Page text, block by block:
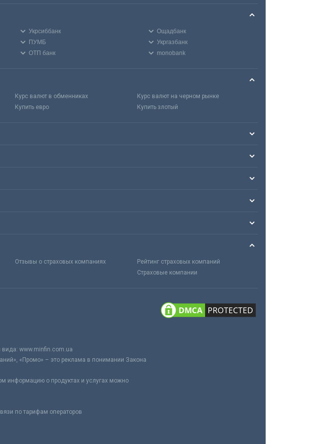
Укрсиббанк
Ощадбанк
ПУМБ
Укргазбанк
ОТП банк monobank
Курс валют в обменниках
Курс валют на черном рынке
Купить евро Купить злотый
Отзывы о страховых компаниях
Рейтинг страховых компаний
Страховые компании
вида: www.minfin.com.ua
«Промо» – это реклама в понимании Закона
информацию о продуктах и услугах можно
по тарифам операторов